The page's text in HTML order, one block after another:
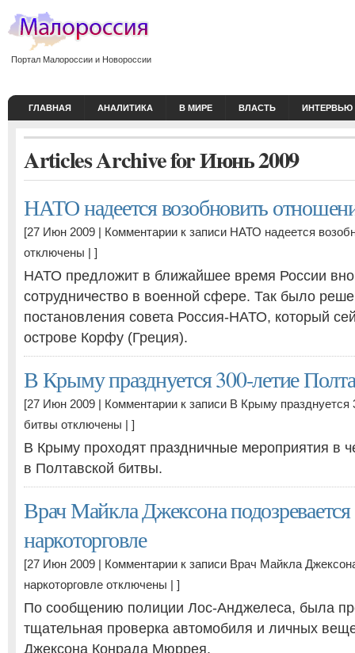
Портал Малороссии и Новороссии
ГЛАВНАЯ АНАЛИТИКА В МИРЕ ВЛАСТЬ ИНТЕРВЬЮ
Articles Archive for Июнь 2009
НАТО надеется возобновить
[27 Июн 2009 | Комментарии к записи НАТО надеется
отключены | ]
НАТО предложит в ближайшее время России
сотрудничество в военной сфере. Так было
постановления совета Россия-НАТО, который
острове Корфу (Греция).
В Крыму празднуется 300-летие
[27 Июн 2009 | Комментарии к записи В Крыму празднуется
битвы отключены | ]
В Крыму проходят праздничные мероприятия в
в Полтавской битвы.
Врач Майкла Джексона подозревается
наркоторговле
[27 Июн 2009 | Комментарии к записи Врач Майкла
наркоторговле отключены | ]
По сообщению полиции Лос-Анджелеса, была
тщательная проверка автомобиля и личных
Джексона Конрада Мюррея.